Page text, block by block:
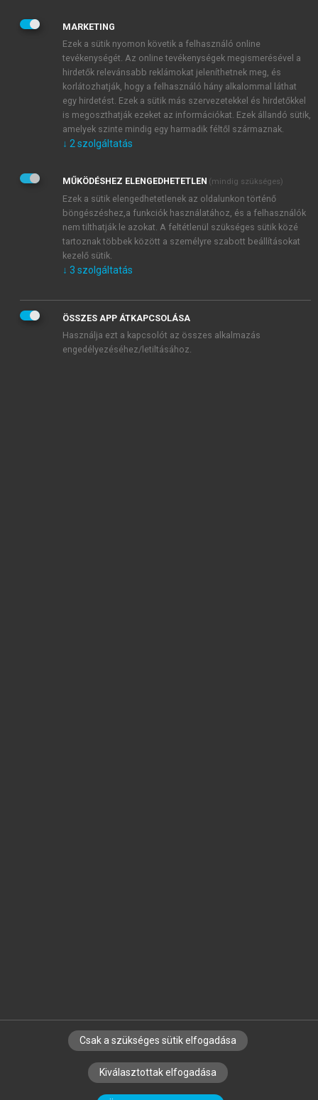
JELSZÓ
JELSZÓ ÚJRA
Kérek értesítést a MeRSZ újdonságairól, akcióiról.
Kérek értesítést az Akadémiai Kiadó Zrt. újdonságairól,
Adatkezelési tájékoztatóbanfoglaltakat tudomásul
veszem és elfogadom.
Általános vásárlási feltételeket, valamint a szotar.netés a
mersz.huoldalak licencszerződéseiben foglaltakat
tudomásul veszem és elfogadom.
KIPRÓBÁLOM
SZERZŐKNEK CÉGEKNEK KÖNYVTÁROSOKNAK
SZERKESZTÉSI ÉS LEKTORÁLÁSI ALAPELVEK
MARKETING
Ezek a sütik nyomon követik a felhasználó online
tevékenységét. Az online tevékenységek megismerésével a
hirdetők relevánsabb reklámokat jeleníthetnek meg, és
korlátozhatják, hogy a felhasználó hány alkalommal láthat
egy hirdetést. Ezek a sütik más szervezetekkel és hirdetőkkel
is megoszthatják ezeket az információkat. Ezek állandó sütik,
amelyek szinte mindig egy harmadik féltől származnak.
↓ 2 szolgáltatás
MŰKÖDÉSHEZ ELENGEDHETETLEN (mindig szükséges)
Ezek a sütik elengedhetetlenek az oldalunkon történő
böngészéshez,a funkciók használatához, és a felhasználók
nem tilthatják le azokat. A feltétlenül szükséges sütik közé
tartoznak többek között a személyre szabott beállításokat
kezelő sütik.
↓ 3 szolgáltatás
ÖSSZES APP ÁTKAPCSOLÁSA
Használja ezt a kapcsolót az összes alkalmazás
engedélyezéséhez/letiltásához.
Csak a szükséges sütik elfogadása
Kiválasztottak elfogadása